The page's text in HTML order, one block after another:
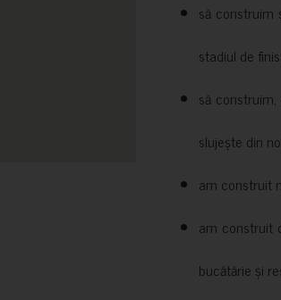
să
stadiul de
să
slujește din
am construit
am construit
bucătărie și